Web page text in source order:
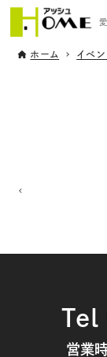
ホーム イベ
Tel
営業